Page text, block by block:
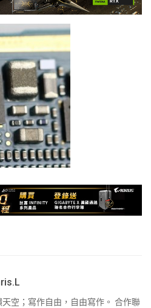
空；寫作自由，自由寫作。 合作聯